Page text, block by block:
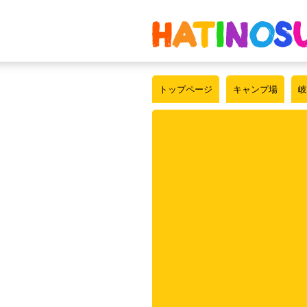
トップページ キャンプ場